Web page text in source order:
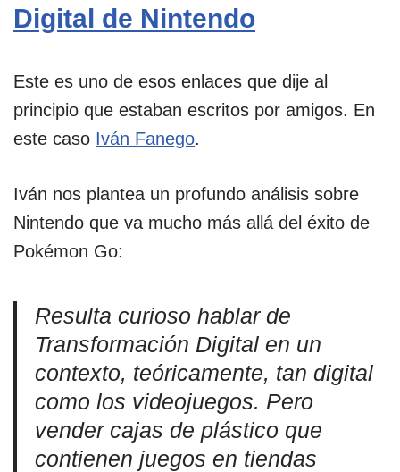
Digital de Nintendo
Este es uno de esos enlaces que dije al
principio que estaban escritos por amigos. En
este caso Iván Fanego.
Iván nos plantea un profundo análisis sobre
Nintendo que va mucho más allá del éxito de
Pokémon Go:
Resulta curioso hablar de
Transformación Digital en un
contexto, teóricamente, tan digital
como los videojuegos. Pero
vender cajas de plástico que
contienen juegos en tiendas